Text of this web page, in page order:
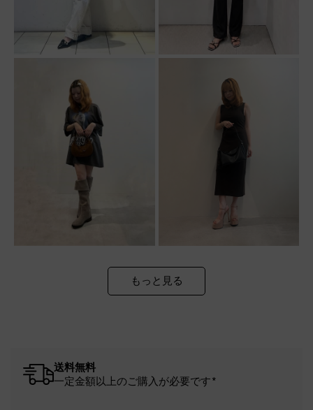
もっと見る
送料無料
一定金額以上のご購入が必要です*